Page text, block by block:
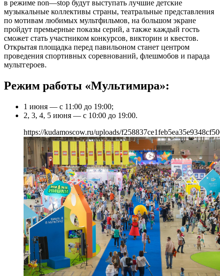
в режиме non—stop будут выступать лучшие детские
музыкальные коллективы страны, театральные представления
по мотивам любимых мультфильмов, на большом экране
пройдут премьерные показы серий, а также каждый гость
сможет стать участником конкурсов, викторин и квестов.
Открытая площадка перед павильоном станет центром
проведения спортивных соревнований, флешмобов и парада
мультгероев.
Режим работы «Мультимира»:
1 июня — с 11:00 до 19:00;
2, 3, 4, 5 июня — с 10:00 до 19:00.
https://kudamoscow.ru/uploads/